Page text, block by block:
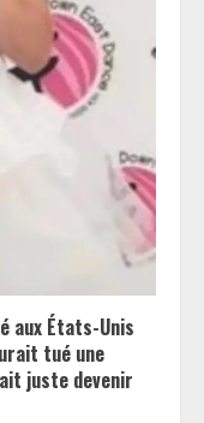
aux États-Unis
tué une
juste devenir